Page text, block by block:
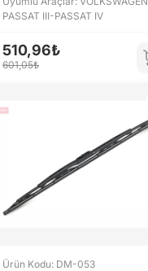
PASSAT III-PASSAT IV
510,96₺
601,05₺
Ürün Kodu: DM-053